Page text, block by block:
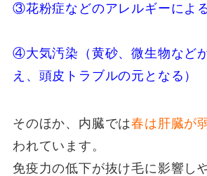
③花粉症などのアレルギーによ
④大気汚染（黄砂、微生物など
え、頭皮トラブルの元となる）
そのほか、内臓では春は肝臓が
われています。
免疫力の低下が抜け毛に影響し